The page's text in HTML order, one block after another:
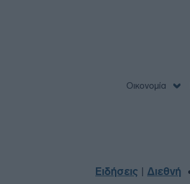
Οικονομία
Ειδήσεις Διεθνή